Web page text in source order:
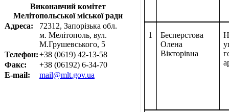
Виконавчий комітет
Мелітопольської міської ради
Адреса:
72312, Запорізька обл.
м. Мелітополь, вул.
М.Грушевського, 5
Телефон:+38 (0619) 42-13-58
Факс:
+38 (06192) 6-34-70
E-mail:
mail@mlt.gov.ua
1
Бесперстова
Олена
Вікторівна